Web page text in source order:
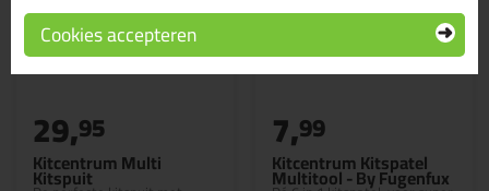
Kitcentrum Multi
Kitspuit
29,95
Kitcentrum Kitspatel
Multitool - By Fugenfux
7,99
Cookies accepteren